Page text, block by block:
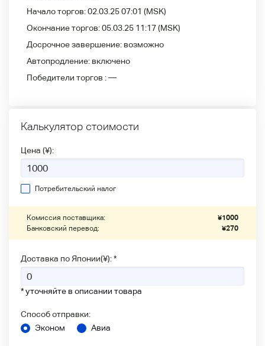
Начало торгов:02.03.25 07:01 (MSK)
Окончание торгов:05.03.25 11:17(MSK)
Досрочное завершение: возможно
Автопродление: включено
Победители
торгов :—
Калькулятор стоимости
Цена (¥):
Потребительский налог
Комиссия поставщика: ¥1000
Банковский перевод:
¥270
Доставка по Японии(¥): *
* уточняйте в описании товара
Способ отправки:
Эконом
Авиа